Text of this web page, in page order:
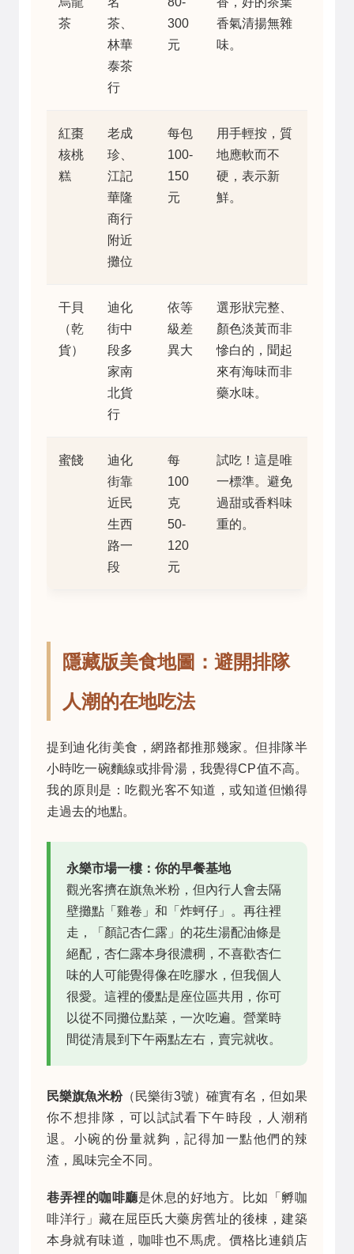
茶
茶、
林華
泰茶
行
300
元
香氣清揚無雜
味。
紅棗
核桃
糕
老成
珍、
江記
華隆
商行
附近
攤位
每包
100-
150
元
用手輕按，質
地應軟而不
硬，表示新
鮮。
干貝
（乾
貨）
迪化
街中
段多
家南
北貨
行
依等
級差
異大
選形狀完整、
顏色淡黃而非
慘白的，聞起
來有海味而非
藥水味。
蜜餞
迪化
街靠
近民
生西
路一
段
每
100
克
50-
120
元
試吃！這是唯
一標準。避免
過甜或香料味
重的。
隱藏版美食地圖：避開排隊
人潮的在地吃法
提到迪化街美食，網路都推那幾家。但排隊半
小時吃一碗麵線或排骨湯，我覺得CP值不高。
我的原則是：吃觀光客不知道，或知道但懶得
走過去的地點。
永樂市場一樓：你的早餐基地
觀光客擠在旗魚米粉，但內行人會去隔
壁攤點「雞卷」和「炸蚵仔」。再往裡
走，「顏記杏仁露」的花生湯配油條是
絕配，杏仁露本身很濃稠，不喜歡杏仁
味的人可能覺得像在吃膠水，但我個人
很愛。這裡的優點是座位區共用，你可
以從不同攤位點菜，一次吃遍。營業時
間從清晨到下午兩點左右，賣完就收。
民樂旗魚米粉（民樂街3號）確實有名，但如果
你不想排隊，可以試試看下午時段，人潮稍
退。小碗的份量就夠，記得加一點他們的辣
渣，風味完全不同。
巷弄裡的咖啡廳是休息的好地方。比如「孵咖
啡洋行」藏在屈臣氏大藥房舊址的後棟，建築
本身就有味道，咖啡也不馬虎。價格比連鎖店